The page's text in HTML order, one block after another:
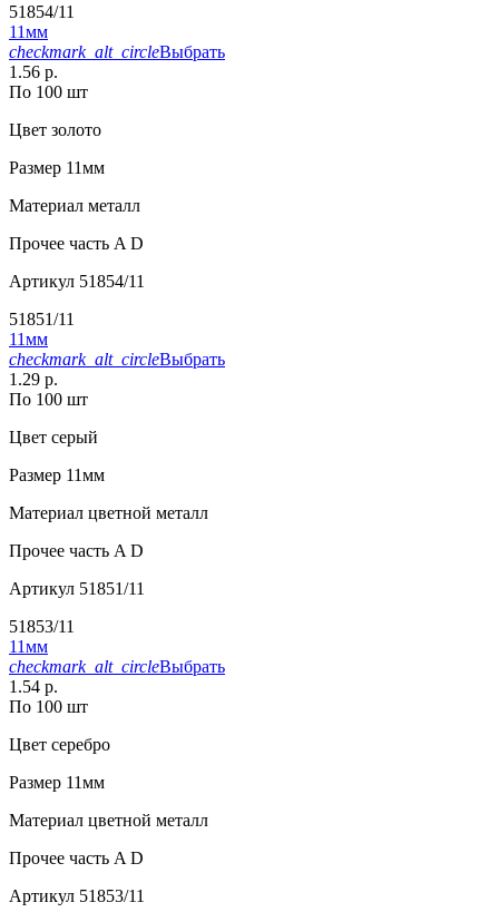
51854/11
11мм
checkmark_alt_circleВыбрать
1.56 р.
По 100 шт
Цвет золото
Размер 11мм
Материал металл
Прочее часть A D
Артикул 51854/11
51851/11
11мм
checkmark_alt_circleВыбрать
1.29 р.
По 100 шт
Цвет серый
Размер 11мм
Материал цветной металл
Прочее часть A D
Артикул 51851/11
51853/11
11мм
checkmark_alt_circleВыбрать
1.54 р.
По 100 шт
Цвет серебро
Размер 11мм
Материал цветной металл
Прочее часть A D
Артикул 51853/11